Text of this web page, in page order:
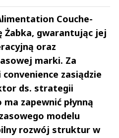
Couche-
Żabka, gwarantując jej
oraz
marki. Za
zasiądzie
ds. strategii
zapewnić płynną
modelu
rozwój struktur w